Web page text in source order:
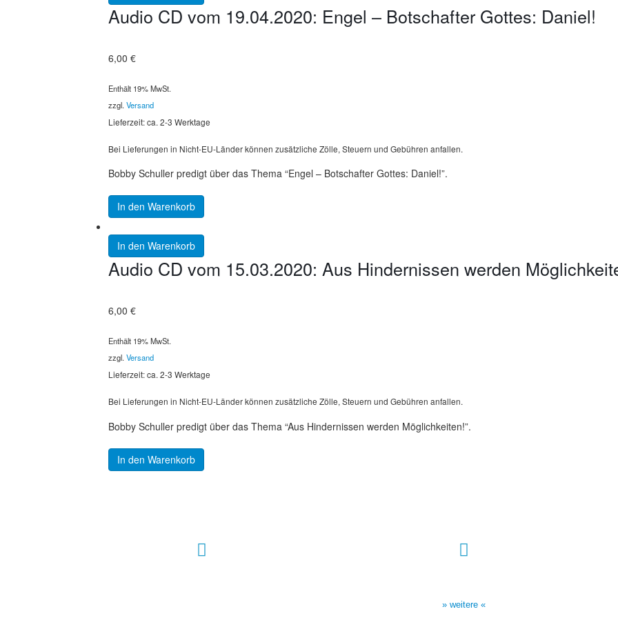
Audio CD vom 19.04.2020: Engel – Botschafter Gottes: Daniel!
6,00 €
Enthält 19% MwSt.
zzgl. Versand
Lieferzeit: ca. 2-3 Werktage
Bei Lieferungen in Nicht-EU-Länder können zusätzliche Zölle, Steuern und Gebühren anfallen.
Bobby Schuller predigt über das Thema “Engel – Botschafter Gottes: Daniel!”.
In den Warenkorb
In den Warenkorb
Audio CD vom 15.03.2020: Aus Hindernissen werden
6,00 €
Enthält 19% MwSt.
zzgl.Versand
Lieferzeit: ca. 2-3 Werktage
Bei Lieferungen in Nicht-EU-Länder können zusätzliche Zölle, Steuern und Gebühren anfallen.
Bobby Schuller predigt über das Thema “Aus Hindernissen werden Möglichkeiten!”.
In den Warenkorb
» weitere «